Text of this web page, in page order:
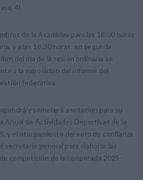
4).
de la Asamblea para las 18:00 horas
y a las 18:30 horas, en segunda
del día de la sesión ordinaria se
a la exposición del informe del
federativa.
y someterá a votación para su
Anual de Actividades Deportivas de la
y el otorgamiento del voto de confianza
secretario general para elaborar las
competición de la temporada 2025-